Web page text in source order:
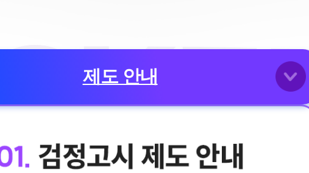
제도 안내